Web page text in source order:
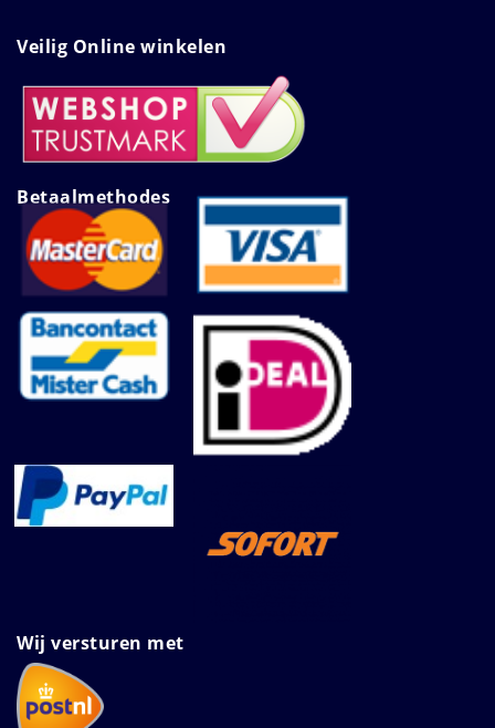
Veilig Online winkelen
Betaalmethodes
Wij versturen met